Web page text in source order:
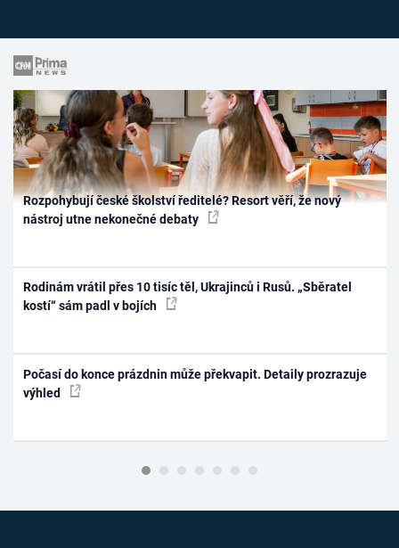
Rozpohybují české školství ředitelé? Resort věří, že nový
nástroj utne nekonečné debaty
Rodinám vrátil přes 10 tisíc těl, Ukrajinců i Rusů. „Sběratel
kostí“ sám padl v bojích
Počasí do konce prázdnin může překvapit. Detaily prozrazuje
výhled